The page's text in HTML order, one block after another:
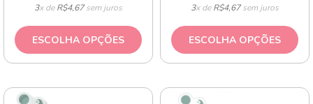
3x deR$4,67sem juros
ESCOLHA OPÇÕES
3x deR$4,67sem juros
ESCOLHA OPÇÕES